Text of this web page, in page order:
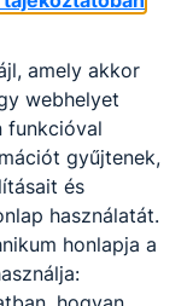
amely akkor
webhelyet
funkcióval
gyűjtenek,
és
használatát.
honlapja a